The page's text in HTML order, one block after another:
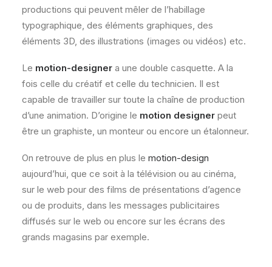
productions qui peuvent mêler de l’habillage
typographique, des éléments graphiques, des
éléments 3D, des illustrations (images ou vidéos) etc.
Le motion-designer a une double casquette. A la
fois celle du créatif et celle du technicien. Il est
capable de travailler sur toute la chaîne de production
d’une animation. D’origine le motion designer peut
être un graphiste, un monteur ou encore un étalonneur.
On retrouve de plus en plus le motion-design
aujourd’hui, que ce soit à la télévision ou au cinéma,
sur le web pour des films de présentations d’agence
ou de produits, dans les messages publicitaires
diffusés sur le web ou encore sur les écrans des
grands magasins par exemple.